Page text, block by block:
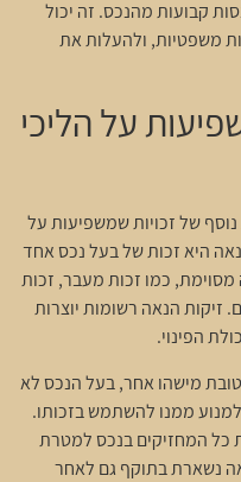
קבועות מהנכס. זה יכול
משפטיות, ולהעלות את
על הליכי
של זכויות שמשפיעות על
היא זכות של בעל נכס אחד
כמו זכות מעבר, זכות
זיקות הנאה רשומות יוצרות
הפינוי.
מישהו אחר, בעל הנכס לא
ממנו להשתמש בזכותו.
כל המחזיקים בנכס למטרת
נשארת בתוקף גם לאחר